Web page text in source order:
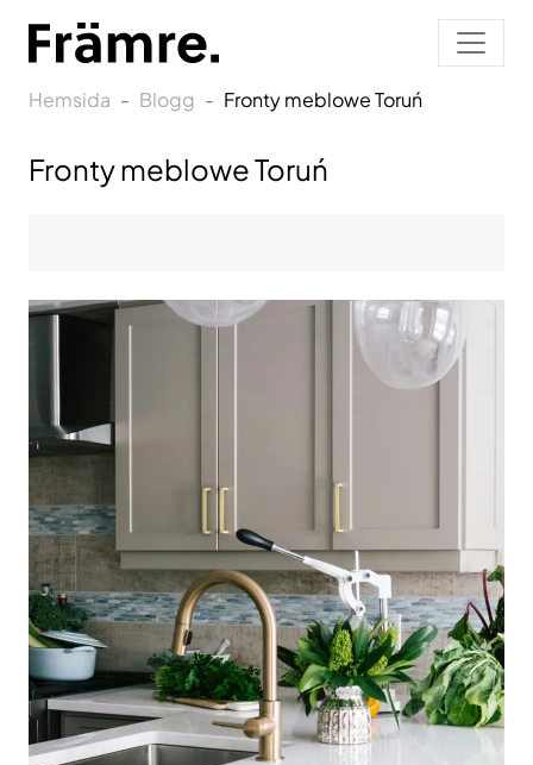
Hemsida Blogg Fronty meblowe Toruń
Fronty meblowe Toruń